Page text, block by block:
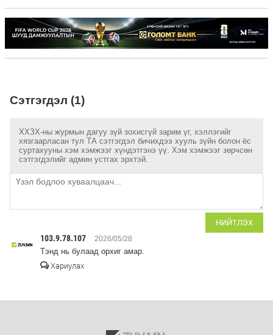
Сэтгэгдэл (1)
ХХЗХ-ны журмын дагуу зүй зохисгүй зарим үг, хэллэгийг
хязгаарласан тул ТА сэтгэгдэл бичихдээ хууль зүйн болон ёс
суртахууны хэм хэмжээг хүндэтгэнэ үү. Хэм хэмжээг зөрчсөн
сэтгэгдэлийг админ устгах эрхтэй.
НИЙТЛЭХ
103.9.78.107 2026/05/28
Тэнд нь булаад орхиг амар.
Хариулах